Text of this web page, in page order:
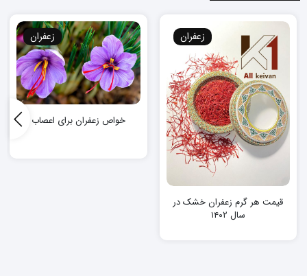
زعفران
قیمت هر گرم زعفران خشک در
سال ۱۴۰۲
زعفران
خواص زعفران برای اعصاب